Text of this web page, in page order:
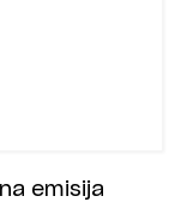
emisija